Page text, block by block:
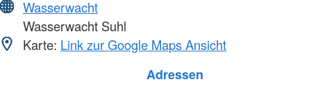
Wasserwacht
Wasserwacht Suhl
Karte: Link zur Google Maps Ansicht
Adressen